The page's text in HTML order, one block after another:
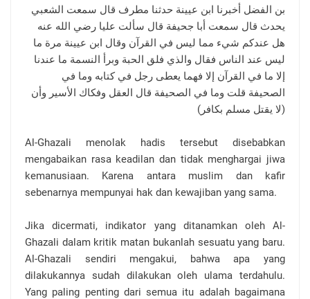
بن الفضل أخبرنا ابن عيينة حدثنا مطرف قال سمعت الشعبي
يحدث قال سمعت أبا جحيفة قال سألت عليا رضي الله عنه
هل عندكم شيء مما ليس في القرآن وقال ابن عيينة مرة ما
ليس عند الناس فقال والذي فلق الحبة وبرأ النسمة ما عندنا
إلا ما في القرآن إلا فهما يعطى رجل في كتابه وما في
الصحيفة قلت وما في الصحيفة قال العقل وفكاك الأسير وأن
(لا يقتل مسلم بكافر)
Al-Ghazali menolak hadis tersebut disebabkan
mengabaikan rasa keadilan dan tidak menghargai jiwa
kemanusiaan. Karena antara muslim dan kafir
sebenarnya mempunyai hak dan kewajiban yang sama.
Jika dicermati, indikator yang ditanamkan oleh Al-
Ghazali dalam kritik matan bukanlah sesuatu yang baru.
Al-Ghazali sendiri mengakui, bahwa apa yang
dilakukannya sudah dilakukan oleh ulama terdahulu.
Yang paling penting dari semua itu adalah bagaimana